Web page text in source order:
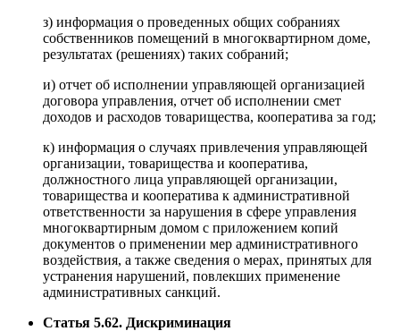
з) информация о проведенных общих собраниях
собственников помещений в многоквартирном доме,
результатах (решениях) таких собраний;
и) отчет об исполнении управляющей организацией
договора управления, отчет об исполнении смет
доходов и расходов товарищества, кооператива за год;
к) информация о случаях привлечения управляющей
организации, товарищества и кооператива,
должностного лица управляющей организации,
товарищества и кооператива к административной
ответственности за нарушения в сфере управления
многоквартирным домом с приложением копий
документов о применении мер административного
воздействия, а также сведения о мерах, принятых для
устранения нарушений, повлекших применение
административных санкций.
Статья 5.62. Дискриминация